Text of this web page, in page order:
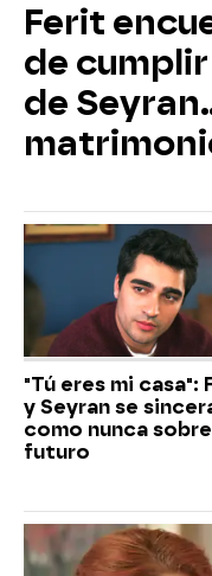
Ferit
de
de
"Tú eres mi casa":
y Seyran se
como nunca
futuro